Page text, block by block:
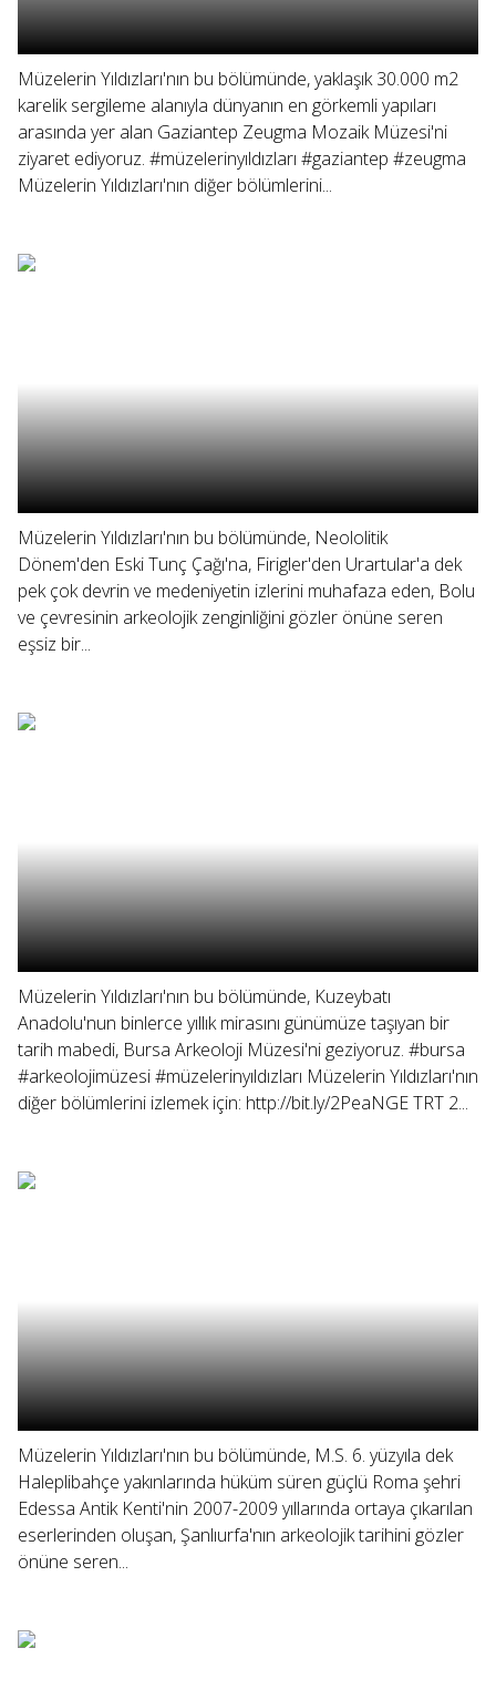
Müzelerin Yıldızları'nın bu bölümünde, yaklaşık 30.000 m2
karelik sergileme alanıyla dünyanın en görkemli yapıları
arasında yer alan Gaziantep Zeugma Mozaik Müzesi'ni
ziyaret ediyoruz. #müzelerinyıldızları #gaziantep #zeugma
Müzelerin Yıldızları'nın diğer bölümlerini...
Müzelerin Yıldızları'nın bu bölümünde, Neololitik
Dönem'den Eski Tunç Çağı'na, Firigler'den Urartular'a dek
pek çok devrin ve medeniyetin izlerini muhafaza eden, Bolu
ve çevresinin arkeolojik zenginliğini gözler önüne seren
eşsiz bir...
Müzelerin Yıldızları'nın bu bölümünde, Kuzeybatı
Anadolu'nun binlerce yıllık mirasını günümüze taşıyan bir
tarih mabedi, Bursa Arkeoloji Müzesi'ni geziyoruz. #bursa
#arkeolojimüzesi #müzelerinyıldızları Müzelerin Yıldızları'nın
diğer bölümlerini izlemek için: http://bit.ly/2PeaNGE TRT 2...
Müzelerin Yıldızları'nın bu bölümünde, M.S. 6. yüzyıla dek
Haleplibahçe yakınlarında hüküm süren güçlü Roma şehri
Edessa Antik Kenti'nin 2007-2009 yıllarında ortaya çıkarılan
eserlerinden oluşan, Şanlıurfa'nın arkeolojik tarihini gözler
önüne seren...